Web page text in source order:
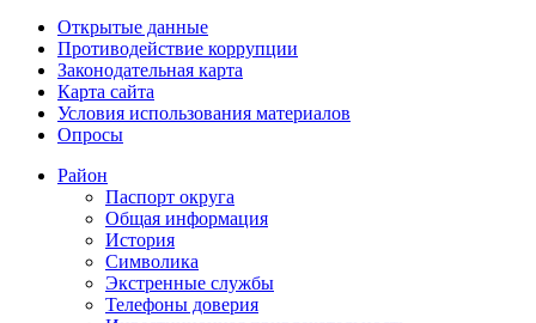
Открытые данные
Противодействие коррупции
Законодательная карта
Карта сайта
Условия использования материалов
Опросы
Район
Паспорт округа
Общая информация
История
Символика
Экстренные службы
Телефоны доверия